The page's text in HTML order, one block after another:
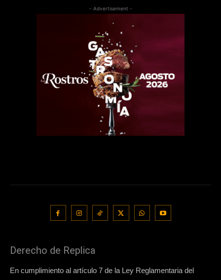
- Advertisement -
Derecho de Replica
En cumplimiento al artículo 7 de la Ley Reglamentaria del